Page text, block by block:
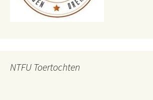
NTFU Toertochten